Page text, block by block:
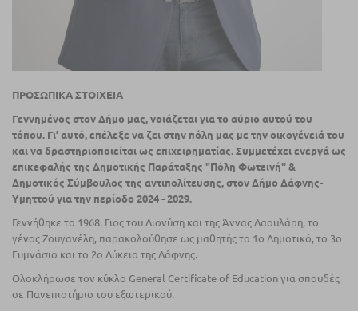
ΠΡΟΣΩΠΙΚΑ ΣΤΟΙΧΕΙΑ
Γεννημένος στον Δήμο μας, νοιάζεται για το αύριο αυτού του
τόπου. Γι’ αυτό, επέλεξε να ζει στην πόλη μας µε την οικογένειά του
και να δραστηριοποιείται ως επιχειρηματίας. Συμμετέχει ενεργά ως
επικεφαλής της Δημοτικής Παράταξης "Πόλη Φωτεινή" &
Δημοτικός Σύμβουλος της αντιπολίτευσης, στον Δήμο Δάφνης-
Υμηττού για την περίοδο 2024 - 2029.
Γεννήθηκε το 1968. Γιος του Διονύση και της Άννας Δαουλάρη, το
γένος Ζουγανέλη, παρακολούθησε ως μαθητής το 1ο Δημοτικό, το 3ο
Γυμνάσιο και το 2ο Λύκειο της Δάφνης.
Ολοκλήρωσε τον κύκλο General Certificate of Education για σπουδές
σε Πανεπιστήμιο του εξωτερικού.